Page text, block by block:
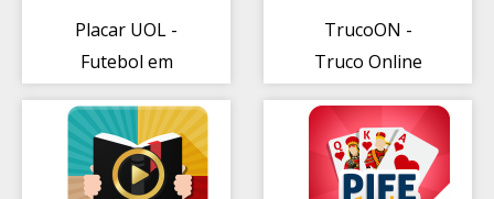
Placar UOL -
Futebol em
TrucoON -
Truco Online